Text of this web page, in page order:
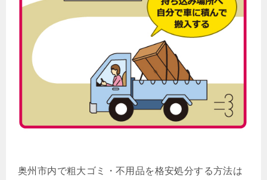
奥州市内で粗大ゴミ・不用品を格安処分する方法は